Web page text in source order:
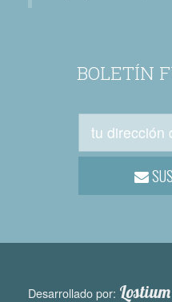
BOLETÍN
Desarrollado por: